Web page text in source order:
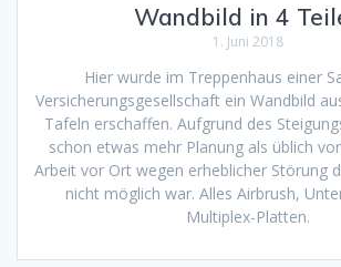
Wandbild in 4
1. Juni 2018
Hier wurde im Treppenhaus einer
Versicherungsgesellschaft ein Wandbild
Tafeln erschaffen. Aufgrund des
schon etwas mehr Planung als üblich
Arbeit vor Ort wegen erheblicher Störung
nicht möglich war. Alles Airbrush,
Multiplex-Platten.